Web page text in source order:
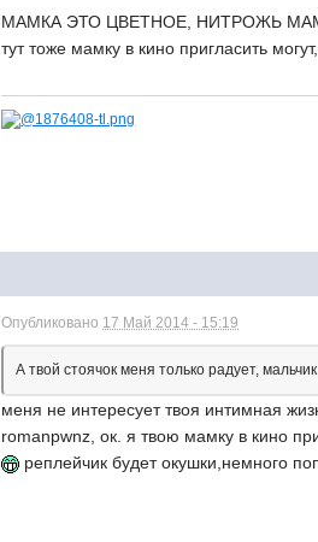
МАМКА ЭТО ЦВЕТНОЕ, НИТРОЖЬ
тут тоже мамку в кино пригласить
Опубликовано 17 Май 2014 - 15:19
А твой стоячок меня только радует,
меня не интересует твоя интимная
romanpwnz, ок. я твою мамку в кино
реплейчик будет окушки,немного